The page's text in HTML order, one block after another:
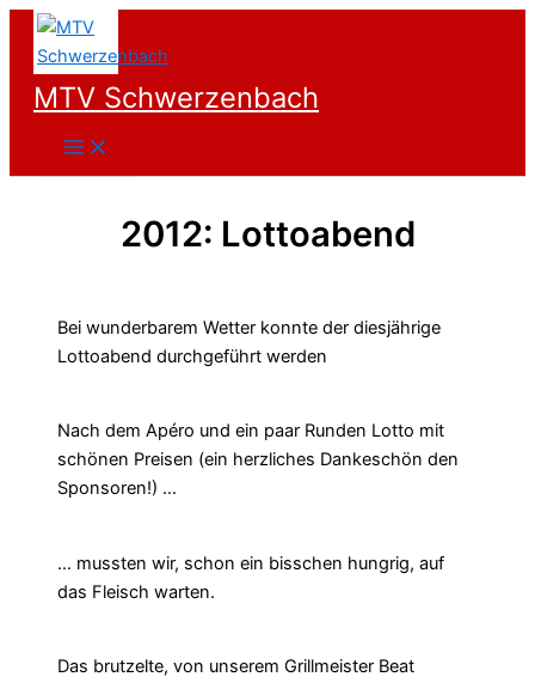
Zum
Inhalt
springen
MTV Schwerzenbach
2012: Lottoabend
Bei wunderbarem Wetter konnte der diesjährige
Lottoabend durchgeführt werden
Nach dem Apéro und ein paar Runden Lotto mit
schönen Preisen (ein herzliches Dankeschön den
Sponsoren!) …
… mussten wir, schon ein bisschen hungrig, auf
das Fleisch warten.
Das brutzelte, von unserem Grillmeister Beat